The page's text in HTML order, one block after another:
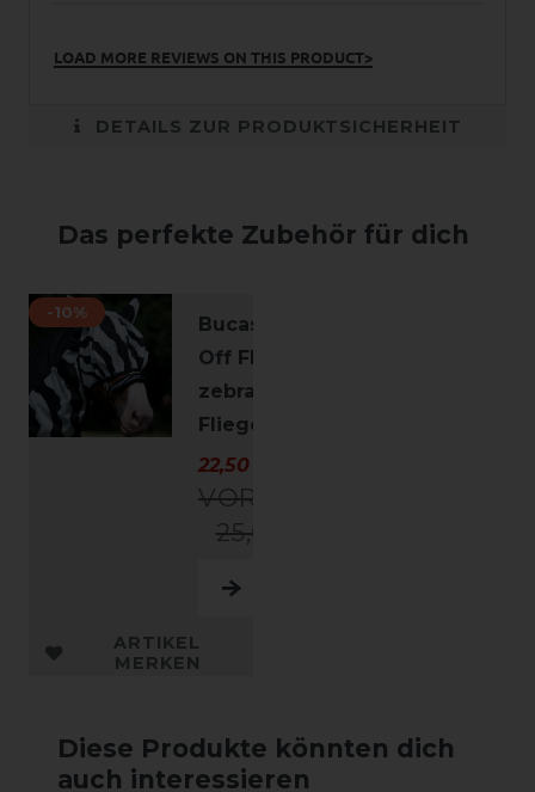
LOAD MORE REVIEWS ON THIS PRODUCT>
DETAILS ZUR PRODUKTSICHERHEIT
Das perfekte Zubehör für dich
-10%
Bucas Buzz-
Off Fly Mask -
zebra -
Fliegenmaske
VORHER
25,00 €
22,50 € *
ARTIKEL
MERKEN
Diese Produkte könnten dich
auch interessieren